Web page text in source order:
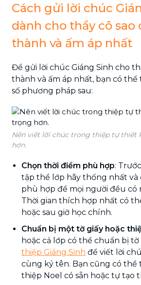
Cách gửi lời chúc
dành cho thầy cô sao
thành và ấm áp nhất
Để gửi lời chúc Giáng Sinh cho
thành và ấm áp nhất, bạn có
số phương pháp sau:
Nên viết lời chúc trong thiệp tự thiết
hơn.
Chọn thời điểm phù hợp:
tập thể lớp hãy thống nhất và
phù hợp để mọi người đều có
Thời gian thích hợp nhất có
hoặc sau giờ học chính.
Chuẩn bị một tờ giấy hoặc
hoặc cả lớp có thể chuẩn bị
thiệp Giáng Sinh để viết lời
cùng ký tên. Bạn cũng có thể
thiệp Noel có sẵn hoặc tự tạo